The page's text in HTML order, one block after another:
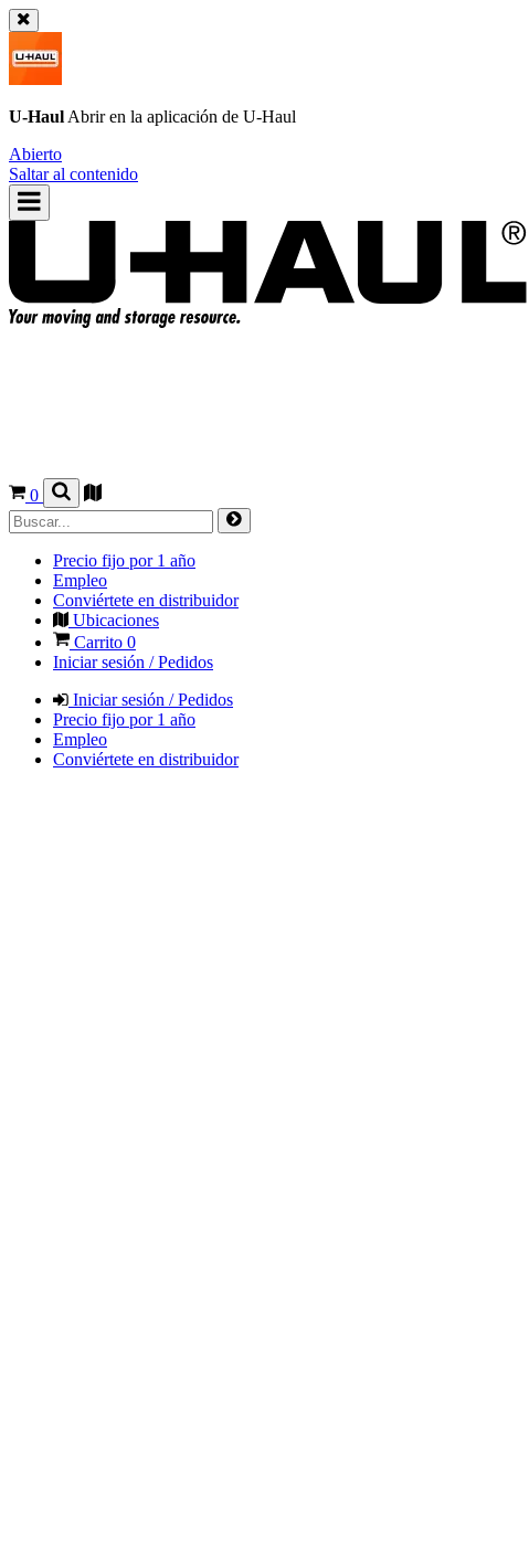
U-Haul Abrir en la aplicación de U-Haul
Abierto
Saltar al contenido
0
Precio fijo por 1 año
Empleo
Conviértete en distribuidor
Ubicaciones
Carrito 0
Iniciar sesión / Pedidos
Iniciar sesión / Pedidos
Precio fijo por 1 año
Empleo
Conviértete en distribuidor